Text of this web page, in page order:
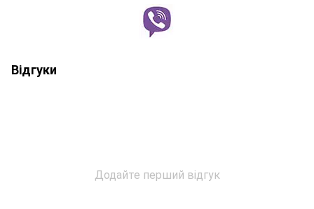
Відгуки
Додайте перший відгук